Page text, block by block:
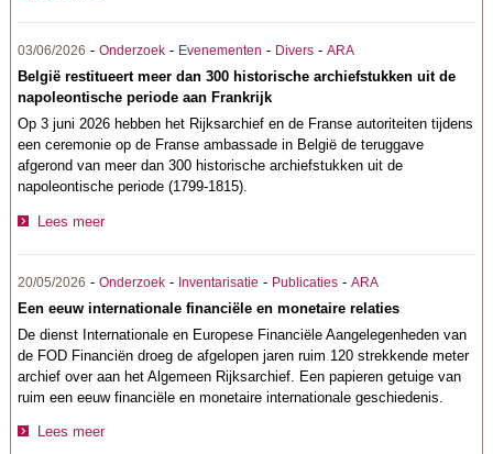
03/06/2026 -Onderzoek - Evenementen - Divers -ARA
België restitueert meer dan 300 historische archiefstukken uit de
napoleontische periode aan Frankrijk
Op 3 juni 2026 hebben het Rijksarchief en de Franse autoriteiten tijdens
een ceremonie op de Franse ambassade in België de teruggave
afgerond van meer dan 300 historische archiefstukken uit de
napoleontische periode (1799-1815).
Lees meer
20/05/2026 -Onderzoek - Inventarisatie - Publicaties -ARA
Een eeuw internationale financiële en monetaire relaties
De dienst Internationale en Europese Financiële Aangelegenheden van
de FOD Financiën droeg de afgelopen jaren ruim 120 strekkende meter
archief over aan het Algemeen Rijksarchief. Een papieren getuige van
ruim een eeuw financiële en monetaire internationale geschiedenis.
Lees meer